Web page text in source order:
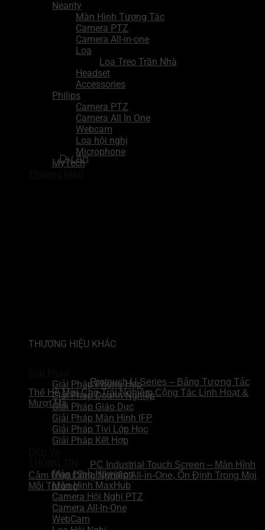
Nearity
Màn Hình Tương Tác
Camera PTZ
Camera All-in-one
Loa
Loa Treo Trần Nhà
Headset
Accessories
Philips
Camera PTZ
Camera All In One
Webcam
Loa hội nghị
Microphone
MyTech
THƯƠNG HIỆU KHÁC
Giải Pháp Phòng Họp
Giải Pháp Doanh Nghiệp
Giải Pháp Giáo Dục
Giải Pháp Màn Hình IFP
Giải Pháp Tivi Lớp Học
Giải Pháp Kết Hợp
Màn Hình Hikvision
Màn Hình MaxHub
Camera Hội Nghị PTZ
Camera All-In-One
WebCam
Danh mục:Dự Án
Riotouch U Series – Bảng Tương Tác
Thế Hệ Mới Cho Trải Nghiệm Cộng Tác Linh Hoạt &
Mượt Mà
PC Industrial Touch Screen – Màn Hình
Cảm Ứng Công Nghiệp All-in-One, Ổn Định Trong Mọi
Môi Trường